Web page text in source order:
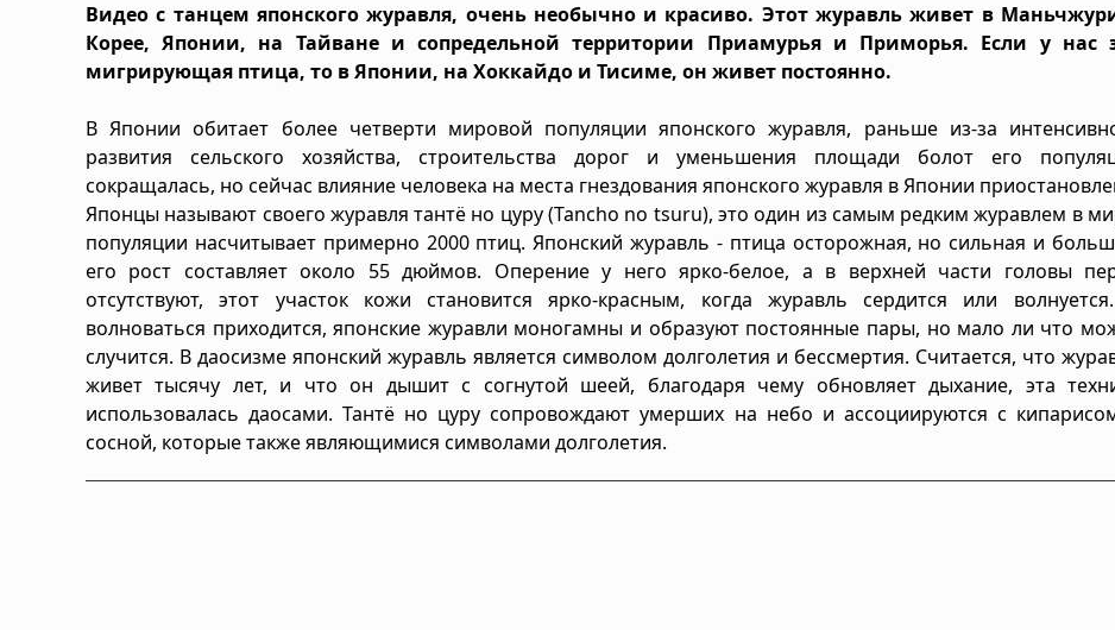
Видео с танцем японского журавля, очень необычно и красиво. Этот журавль живет в
Корее, Японии, на Тайване и сопредельной территории Приамурья и Приморья. Если у нас
мигрирующая птица, то в Японии, на Хоккайдо и Тисиме, он живет постоянно.
В Японии обитает более четверти мировой популяции японского журавля, раньше из-за
развития сельского хозяйства, строительства дорог и уменьшения площади болот его
сокращалась, но сейчас влияние человека на места гнездования японского журавля в Японии
Японцы называют своего журавля тантё но цуру (Tancho no tsuru), это один из самым редким журавлем в
популяции насчитывает примерно 2000 птиц. Японский журавль - птица осторожная, но сильная и
его рост составляет около 55 дюймов. Оперение у него ярко-белое, а в верхней части головы
отсутствуют, этот участок кожи становится ярко-красным, когда журавль сердится или
волноваться приходится, японские журавли моногамны и образуют постоянные пары, но мало ли что
случится. В даосизме японский журавль является символом долголетия и бессмертия. Считается, что
живет тысячу лет, и что он дышит с согнутой шеей, благодаря чему обновляет дыхание, эта
использовалась даосами. Тантё но цуру сопровождают умерших на небо и ассоциируются с
сосной, которые также являющимися символами долголетия.